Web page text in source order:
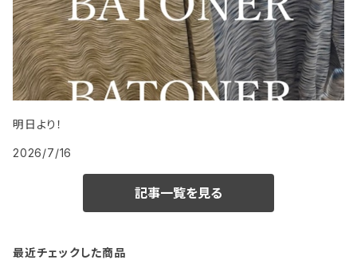
明日より！
2026/7/16
記事一覧を見る
最近チェックした商品